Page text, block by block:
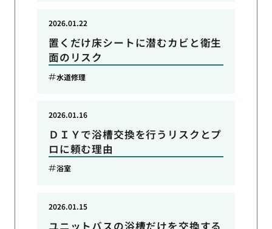
置くだけ床シートに潜むカビと衛生
面のリスク
2026.01.22
水道修理
ＤＩＹで浴槽交換を行うリスクとプ
ロに頼む理由
2026.01.16
浴室
ユニットバスの浴槽だけを交換する
2026.01.15